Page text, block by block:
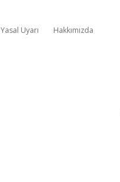
Yasal Uyarı Hakkımızda